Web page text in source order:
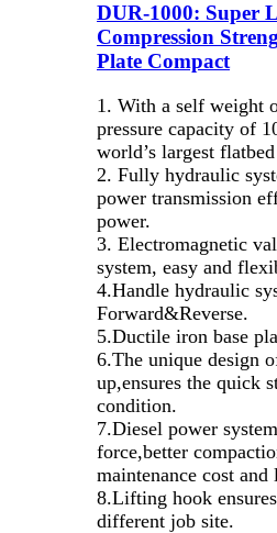
DUR-1000: Super
Compression
Plate Compact
1. With a self weight
pressure capacity of
world’s largest
2. Fully hydraulic
power transmission
power.
3. Electromagnetic
system, easy and
4.Handle hydraulic
Forward&Reverse.
5.Ductile iron base
6.The unique design
up,ensures the quick
condition.
7.Diesel power
force,better
maintenance cost
8.Lifting hook
different job site.